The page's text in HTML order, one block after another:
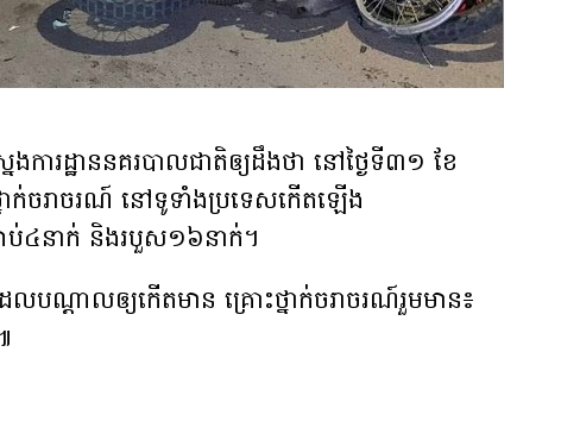
ារដ្ឋាននគរបាលជាតិឲ្យដឹងថា នៅថ្ងៃទី៣១ ខែ
ក់ចរាចរណ៍ នៅទូទាំងប្រទេសកើតឡើង
៤នាក់ និងរបួស១៦នាក់។
បណ្ដាលឲ្យកើតមាន គ្រោះថ្នាក់ចរាចរណ៍រួមមាន៖